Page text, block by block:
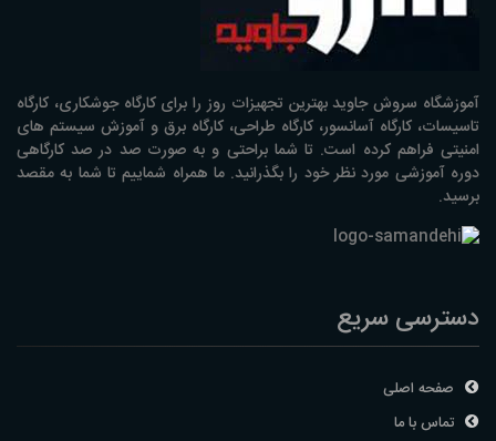
آموزشگاه سروش جاوید بهترین تجهیزات روز را برای کارگاه جوشکاری، کارگاه
تاسیسات، کارگاه آسانسور، کارگاه طراحی، کارگاه برق و آموزش سیستم های
امنیتی فراهم کرده است. تا شما براحتی و به صورت صد در صد کارگاهی
دوره آموزشی مورد نظر خود را بگذرانید. ما همراه شماییم تا شما به مقصد
برسید.
دسترسی سریع
صفحه اصلی
تماس با ما